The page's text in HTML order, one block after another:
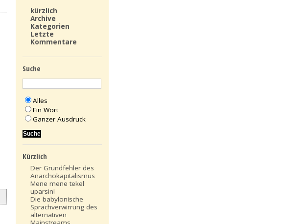
kürzlich
Archive
Kategorien
Letzte
Kommentare
Suche
Alles
Ein Wort
Ganzer Ausdruck
Kürzlich
Der Grundfehler des
Anarchokapitalismus
Mene mene tekel
uparsin!
Die babylonische
Sprachverwirrung des
alternativen